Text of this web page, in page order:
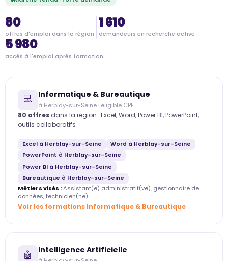
80
offres d'emploi dans la région
1 610
demandeurs en recherche active
5 980
accès à l'emploi après formation
💻 Informatique & Bureautique
à Herblay-sur-Seine · éligible CPF
80 offres dans la région · Excel, Word, Power BI, PowerPoint,
outils collaboratifs
Excel à Herblay-sur-Seine
Word à Herblay-sur-Seine
PowerPoint à Herblay-sur-Seine
Power BI à Herblay-sur-Seine
Bureautique à Herblay-sur-Seine
Métiers visés :Assistant(e) administratif(ve), gestionnaire de
données, technicien(ne)
Voir les formations Informatique & Bureautique
🤖 Intelligence Artificielle